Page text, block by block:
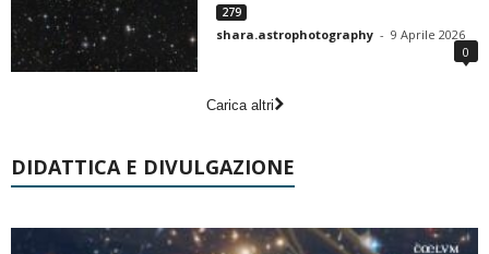
279
shara.astrophotography - 9 Aprile 2026
0
Carica altri
DIDATTICA E DIVULGAZIONE